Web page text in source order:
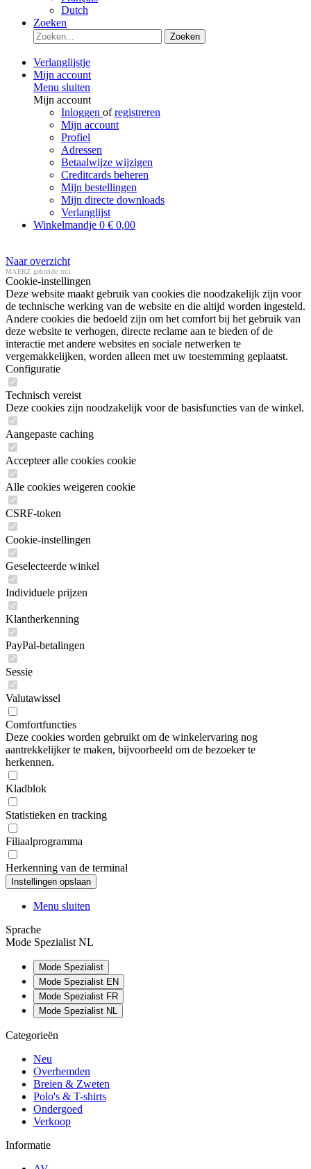
Dutch
Zoeken
Zoeken
Verlanglijstje
Mijn account
Menu sluiten
Mijn account
Inloggen ofregistreren
Mijn account
Profiel
Adressen
Betaalwijze wijzigen
Creditcards beheren
Mijn bestellingen
Mijn directe downloads
Verlanglijst
Winkelmandje 0 € 0,00
Naar overzicht
MAERZ gebreide trui
Cookie-instellingen
Deze website maakt gebruik van cookies die noodzakelijk zijn voor
de technische werking van de website en die altijd worden ingesteld.
Andere cookies die bedoeld zijn om het comfort bij het gebruik van
deze website te verhogen, directe reclame aan te bieden of de
interactie met andere websites en sociale netwerken te
vergemakkelijken, worden alleen met uw toestemming geplaatst.
Configuratie
Technisch vereist
Deze cookies zijn noodzakelijk voor de basisfuncties van de winkel.
Aangepaste caching
Accepteer alle cookies cookie
Alle cookies weigeren cookie
CSRF-token
Cookie-instellingen
Geselecteerde winkel
Individuele prijzen
Klantherkenning
PayPal-betalingen
Sessie
Valutawissel
Comfortfuncties
Deze cookies worden gebruikt om de winkelervaring nog
aantrekkelijker te maken, bijvoorbeeld om de bezoeker te
herkennen.
Kladblok
Statistieken en tracking
Filiaalprogramma
Herkenning van de terminal
Menu sluiten
Sprache
Mode Spezialist NL
Mode Spezialist
Mode Spezialist EN
Mode Spezialist FR
Mode Spezialist NL
Categorieën
Neu
Overhemden
Breien & Zweten
Polo's & T-shirts
Ondergoed
Verkoop
Informatie